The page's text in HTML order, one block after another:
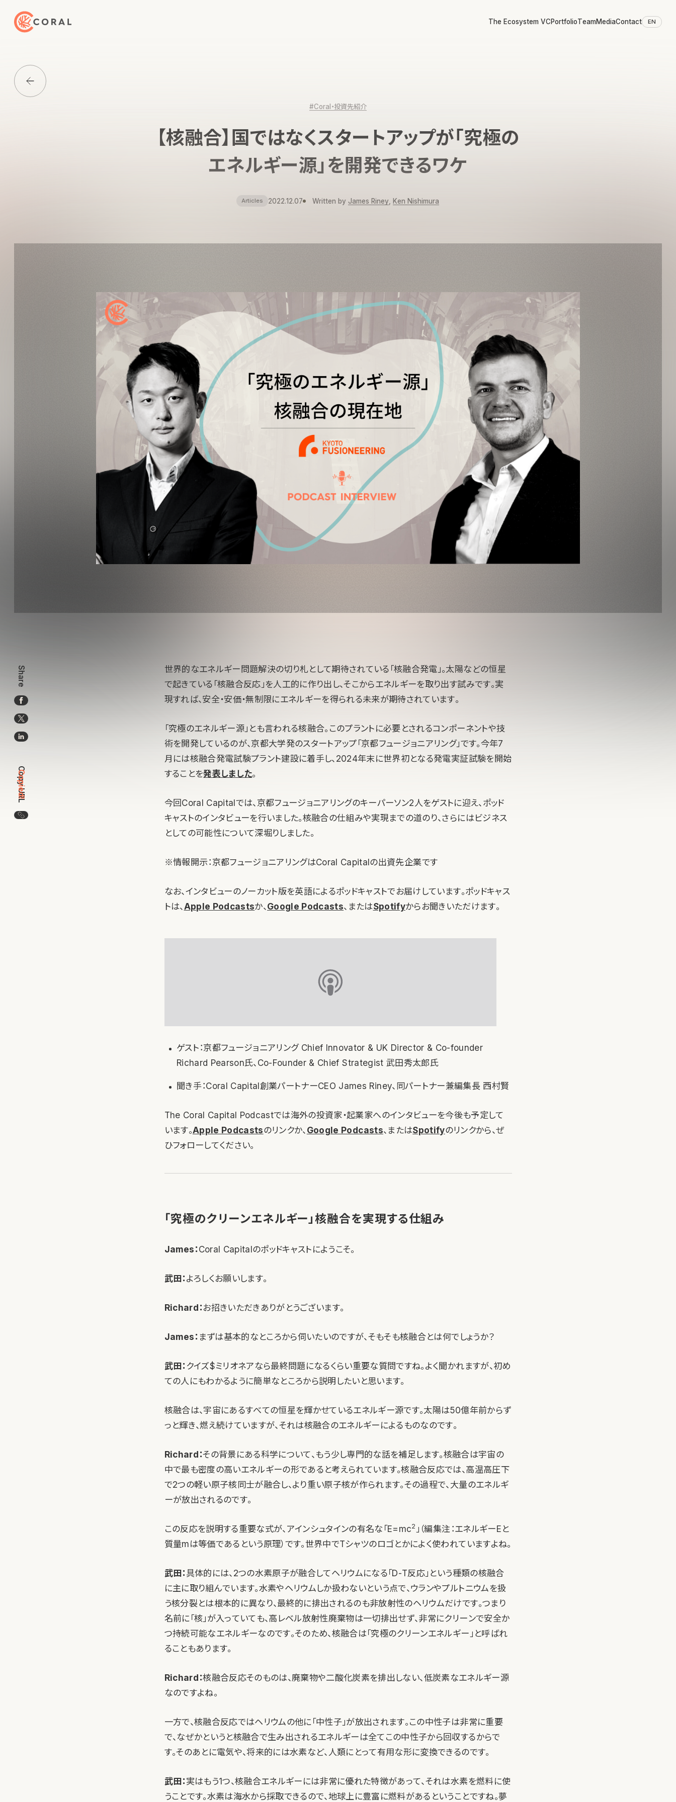
トップページへ戻る
The Ecosystem VCPortfolioTeamMediaContact EN
Media一覧に戻る
#Coral・投資先紹介
【核融合】国ではなくスタートアップが「究極の
エネルギー源」を開発できるワケ
Articles 2022.12.07 Written byJames Riney ,Ken Nishimura
Share
Copy URL
Copied!
この記事のURLをコピー
世界的なエネルギー問題解決の切り札として期待されている「核融合発電」。太陽などの恒星
で起きている「核融合反応」を人工的に作り出し、そこからエネルギーを取り出す試みです。実
現すれば、安全・安価・無制限にエネルギーを得られる未来が期待されています。
「究極のエネルギー源」とも言われる核融合。このプラントに必要とされるコンポーネントや技
術を開発しているのが、京都大学発のスタートアップ「京都フュージョニアリング」です。今年7
月には核融合発電試験プラント建設に着手し、2024年末に世界初となる発電実証試験を開始
することを発表しました。
今回Coral Capitalでは、京都フュージョニアリングのキーパーソン2人をゲストに迎え、ポッド
キャストのインタビューを行いました。核融合の仕組みや実現までの道のり、さらにはビジネス
としての可能性について深堀りしました。
※情報開示：京都フュージョニアリングはCoral Capitalの出資先企業です
なお、インタビューのノーカット版を英語によるポッドキャストでお届けしています。ポッドキャス
トは、Apple Podcastsか、Google Podcasts、またはSpotifyからお聞きいただけます。
ゲスト：京都フュージョニアリング Chief Innovator & UK Director & Co-founder
Richard Pearson氏、Co-Founder & Chief Strategist 武田秀太郎氏
聞き手：Coral Capital創業パートナーCEO James Riney、同パートナー兼編集長 西村賢
The Coral Capital Podcastでは海外の投資家・起業家へのインタビューを今後も予定して
います。Apple Podcastsのリンクか、 Google Podcasts、またはSpotifyのリンクから、ぜ
ひフォローしてください。
「究極のクリーンエネルギー」核融合を実現する仕組み
James：Coral Capitalのポッドキャストにようこそ。
武田：よろしくお願いします。
Richard：お招きいただきありがとうございます。
James：まずは基本的なところから伺いたいのですが、そもそも核融合とは何でしょうか？
武田：クイズ$ミリオネアなら最終問題になるくらい重要な質問ですね。よく聞かれますが、初め
ての人にもわかるように簡単なところから説明したいと思います。
核融合は、宇宙にあるすべての恒星を輝かせているエネルギー源です。太陽は50億年前からず
っと輝き、燃え続けていますが、それは核融合のエネルギーによるものなのです。
Richard：その背景にある科学について、もう少し専門的な話を補足します。核融合は宇宙の
中で最も密度の高いエネルギーの形であると考えられています。核融合反応では、高温高圧下
で2つの軽い原子核同士が融合し、より重い原子核が作られます。その過程で、大量のエネルギ
ーが放出されるのです。
この反応を説明する重要な式が、アインシュタインの有名な「E=mc2 」（編集注：エネルギーEと
質量mは等価であるという原理）です。世界中でTシャツのロゴとかによく使われていますよね。
武田：具体的には、2つの水素原子が融合してヘリウムになる「D-T反応」という種類の核融合
に主に取り組んでいます。水素やヘリウムしか扱わないという点で、ウランやプルトニウムを扱
う核分裂とは根本的に異なり、最終的に排出されるのも非放射性のヘリウムだけです。つまり
名前に「核」が入っていても、高レベル放射性廃棄物は一切排出せず、非常にクリーンで安全か
つ持続可能なエネルギーなのです。そのため、核融合は「究極のクリーンエネルギー」と呼ばれ
ることもあります。
Richard：核融合反応そのものは、廃棄物や二酸化炭素を排出しない、低炭素なエネルギー源
なのですよね。
一方で、核融合反応ではヘリウムの他に「中性子」が放出されます。この中性子は非常に重要
で、なぜかというと核融合で生み出されるエネルギーは全てこの中性子から回収するからで
す。そのあとに電気や、将来的には水素など、人類にとって有用な形に変換できるのです。
武田：実はもう1つ、核融合エネルギーには非常に優れた特徴があって、それは水素を燃料に使
うことです。水素は海水から採取できるので、地球上に豊富に燃料があるということですね。夢